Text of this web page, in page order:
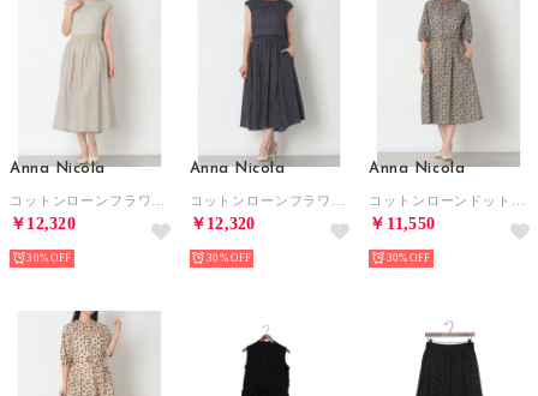
Anna Nicola
￥12,320
30%
Anna Nicola
￥12,320
30%
Anna Nicola
￥11,550
30%